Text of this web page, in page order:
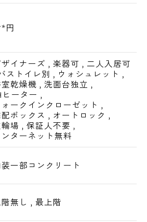
円
ザイナーズ , 楽器可 , 二人入居可
ストイレ別 , ウォシュレット ,
乾燥機 ,洗面台独立 ,
ーター ,
ォークインクローゼット ,
ボックス , オートロック ,
場 ,保証人不要 ,
ンターネット無料
一部コンクリート
無し , 最上階